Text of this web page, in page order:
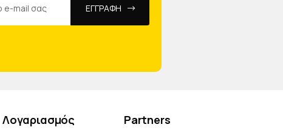
ΕΓΓΡΑΦΗ
Λογαριασμός Partners